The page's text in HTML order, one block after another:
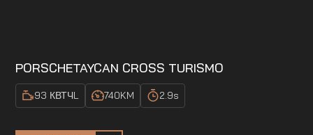
PORSCHETAYCAN CROSS TURISMO
93 КВТЧL 740KM 2.9s